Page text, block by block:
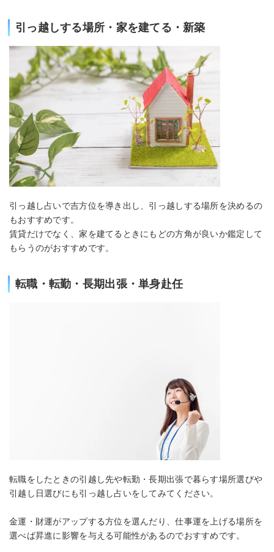
引っ越しする場所・家を建てる・新築
引っ越し占いで吉方位を導き出し、引っ越しする場所を決めるの
もおすすめです。
賃貸だけでなく、家を建てるときにもどの方角が良いか鑑定して
もらうのがおすすめです。
転職・転勤・長期出張・単身赴任
転職をしたときの引越し先や転勤・長期出張で暮らす場所選びや
引越し日選びにも引っ越し占いをしてみてください。
金運・財運がアップする方位を選んだり、仕事運を上げる場所を
選べば昇進に影響を与える可能性があるのでおすすめです。